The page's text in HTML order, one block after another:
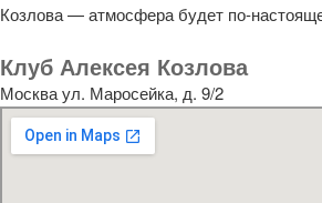
Козлова — атмосфера будет по-
Клуб Алексея Козлова
Москва ул. Маросейка, д. 9/2